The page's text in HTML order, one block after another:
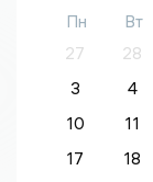
Пн Вт
27
28
3
4
10
11
17
18